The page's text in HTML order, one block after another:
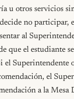
u otros servicios
no participar,
al
que el estudiante
el Superintendente
el
a la Mesa